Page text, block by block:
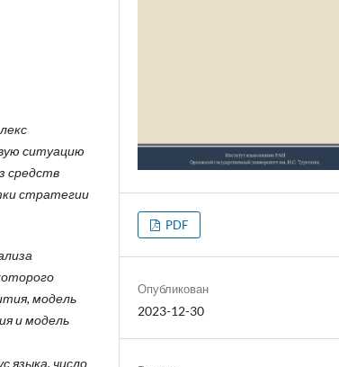
ситуацию
средств
стратегии
модель
и модель
языка, число
PDF
Опубликован
2023-12-30